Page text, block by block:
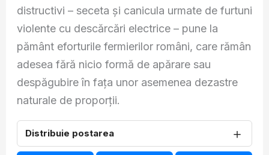
distructivi – seceta și canicula urmate de furtuni
violente cu descărcări electrice – pune la
pământ eforturile fermierilor români, care rămân
adesea fără nicio formă de apărare sau
despăgubire în fața unor asemenea dezastre
naturale de proporții.
Distribuie postarea ＋